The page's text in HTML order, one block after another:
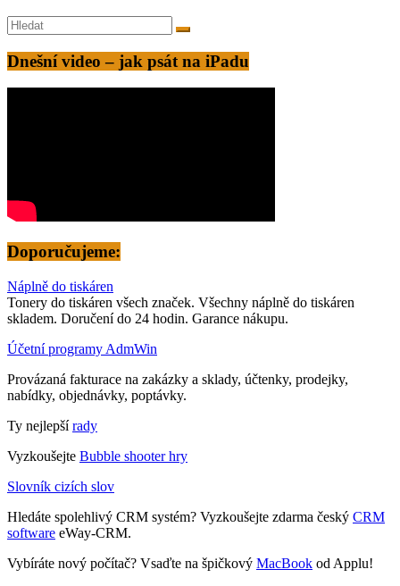
Dnešní video – jak psát na iPadu
Doporučujeme:
Náplně do tiskáren
Tonery do tiskáren všech značek. Všechny náplně do tiskáren
skladem. Doručení do 24 hodin. Garance nákupu.
Účetní programy AdmWin
Provázaná fakturace na zakázky a sklady, účtenky, prodejky,
nabídky, objednávky, poptávky.
Ty nejlepšírady
Vyzkoušejte Bubble shooter hry
Slovník cizích slov
Hledáte spolehlivý CRM systém? Vyzkoušejte zdarma český CRM
software eWay-CRM.
Vybíráte nový počítač? Vsaďte na špičkový MacBook od Applu!